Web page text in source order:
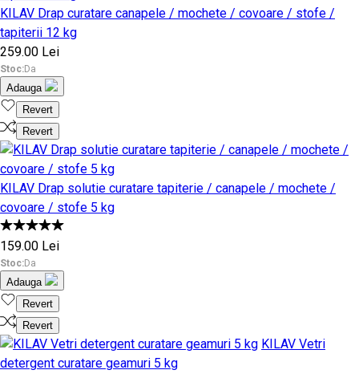
KILAV Drap curatare canapele / mochete / covoare / stofe /
tapiterii 12 kg
259.00 Lei
Stoc:Da
Adauga
Revert
Revert
KILAV Drap solutie curatare tapiterie / canapele / mochete /
covoare / stofe 5 kg
159.00 Lei
Stoc:Da
Adauga
Revert
Revert
KILAV Vetri
detergent curatare geamuri 5 kg